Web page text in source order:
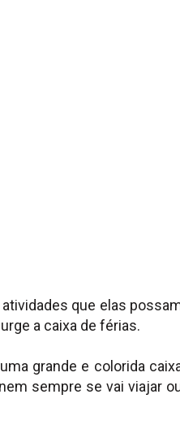
que elas
a caixa de férias.
grande e colorida
sempre se vai viajar